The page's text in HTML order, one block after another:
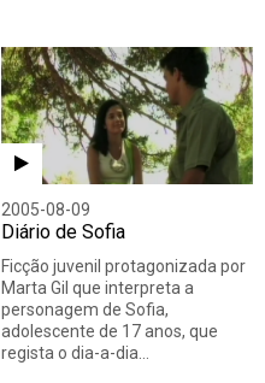
2005-08-09
Diário de Sofia
Ficção juvenil protagonizada por
Marta Gil que interpreta a
personagem de Sofia,
adolescente de 17 anos, que
regista o dia-a-dia…